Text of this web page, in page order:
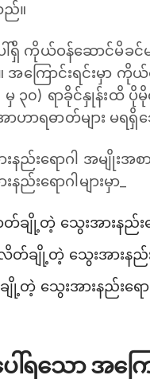
။
ေါ်ရှိ ကိုယ်ဝန်ဆောင်မိခင်
ကြောင်းရင်းမှာ ကိုယ်
မှ ၃၀) ရာခိုင်နှုန်း
ာဟာရဓာတ်များ မရရှိ
နည်းရောဂါ အမျိုးအ
ည်းရောဂါများမှာ_
ချို့တဲ့ သွေးအားနည်းရေ
တ်ချို့တဲ့ သွေးအားနည်းရ
ချို့တဲ့ သွေးအားနည်းရေ
ေါ်ရသော အကြေ